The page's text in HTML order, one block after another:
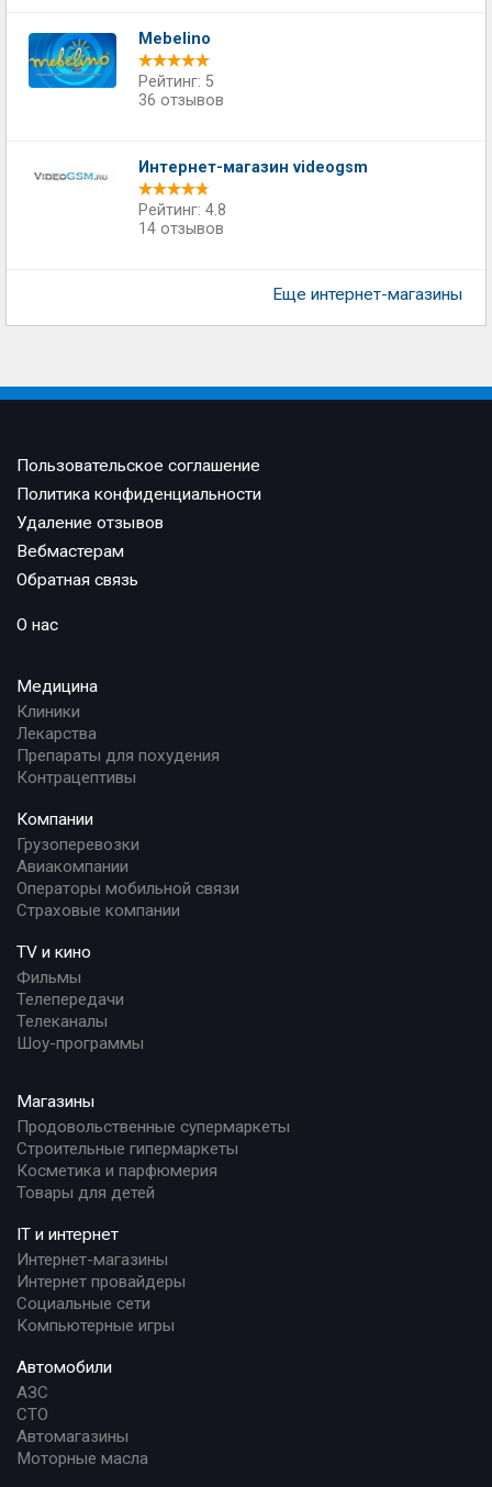
Mebelino
Рейтинг: 5
36 отзывов
Интернет-магазин videogsm
Рейтинг: 4.8
14 отзывов
Еще интернет-магазины
Пользовательское соглашение
Политика конфиденциальности
Удаление отзывов
Вебмастерам
Обратная связь
О нас
Медицина
Клиники
Лекарства
Препараты для похудения
Контрацептивы
Компании
Грузоперевозки
Авиакомпании
Операторы мобильной связи
Страховые компании
TV и кино
Фильмы
Телепередачи
Телеканалы
Шоу-программы
Магазины
Продовольственные супермаркеты
Строительные гипермаркеты
Косметика и парфюмерия
Товары для детей
IT и интернет
Интернет-магазины
Интернет провайдеры
Социальные сети
Компьютерные игры
Автомобили
АЗС
СТО
Автомагазины
Моторные масла